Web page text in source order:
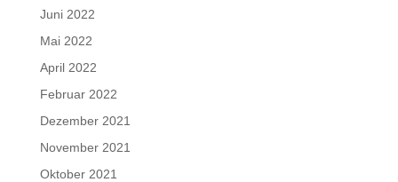
Juni 2022
Mai 2022
April 2022
Februar 2022
Dezember 2021
November 2021
Oktober 2021